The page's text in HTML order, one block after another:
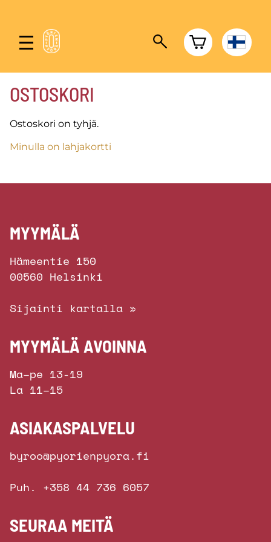
OSTOSKORI
Ostoskori on tyhjä.
Minulla on lahjakortti
MYYMÄLÄ
Hämeentie 150
00560 Helsinki
Sijainti kartalla »
MYYMÄLÄ AVOINNA
Ma–pe 13-19
La 11–15
ASIAKASPALVELU
byroo@pyorienpyora.fi
Puh. +358 44 736 6057
SEURAA MEITÄ